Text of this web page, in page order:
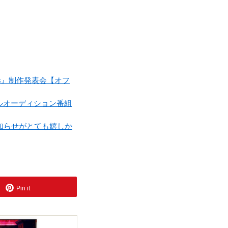
制作発表会【オフ
ーディション番組
らせがとても嬉しか
Pin it